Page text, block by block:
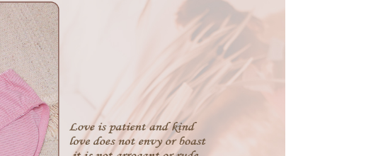
※ 請注意：結帳手續完成當下不需立刻繳費，但若您需要取消訂單，請聯
絡購買商品的店家。未經商家同意取消之訂單仍視為有效，需透過AFTEE
先享後付繳納相關費用。
※ 交易是否成功請以「AFTEE先享後付 」之結帳頁面顯示為準，若有關於
是否繳費成功／繳費後需取消欲退款等相關疑問，請聯繫「AFTEE先享後
付客戶支援中心」
https://netprotections.freshdesk.com/support/home
【注意事項】
１．透過由恩沛科技股份有限公司提供之「AFTEE先享後付」服務完成之
交易，需依本服務之必要範圍內提供個人資料，並將交易相關給付款項請
求債權轉讓予恩沛科技股份有限公司。
２．關於個人資料處理事宜，請瀏覽以下網址：
7-11取貨付款
每筆NT$60，滿NT$699(含以上)免運費
付款後7-11取貨
每筆NT$60，滿NT$699(含以上)免運費
宅配
每筆NT$100，滿NT$2,000(含以上)免運費